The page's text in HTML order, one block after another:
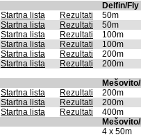
Delfin/Fly
Startna lista Rezultati
50m
Startna lista Rezultati
50m
Startna lista Rezultati
100m
Startna lista Rezultati
100m
Startna lista Rezultati
200m
Startna lista Rezultati
200m
Startna lista Rezultati
200m
Startna lista Rezultati
200m
Startna lista Rezultati
400m
4 x 50m